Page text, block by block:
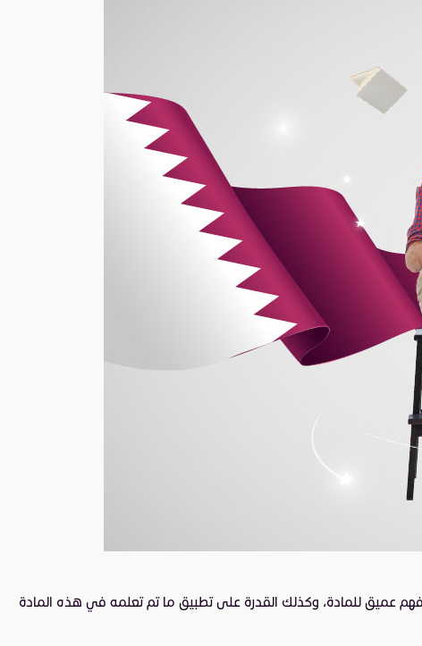
عميق للمادة، وكذلك القدرة على تطبيق ما تم تعلمه في هذه المادة